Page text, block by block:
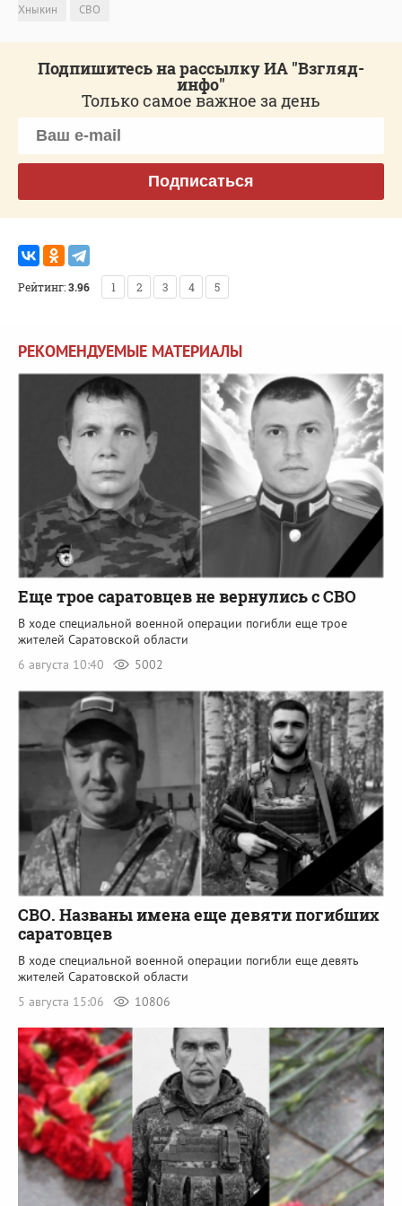
Хныкин СВО
Подпишитесь на рассылку ИА "Взгляд-
инфо"
Только самое важное за день
Подписаться
Рейтинг:3.96 1 2 3 4 5
РЕКОМЕНДУЕМЫЕ МАТЕРИАЛЫ
Еще трое саратовцев не вернулись с СВО
В ходе специальной военной операции погибли еще трое
жителей Саратовской области
6 августа 10:40
5002
СВО. Названы имена еще девяти погибших
саратовцев
В ходе специальной военной операции погибли еще девять
жителей Саратовской области
5 августа 15:06
10806